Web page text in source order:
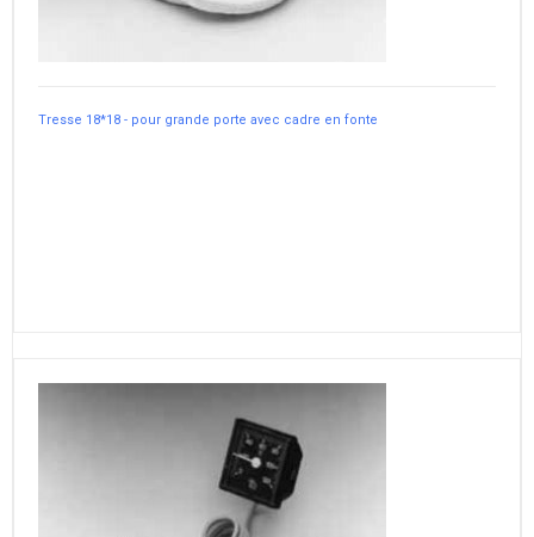
Tresse 18*18 - pour grande porte avec cadre en fonte